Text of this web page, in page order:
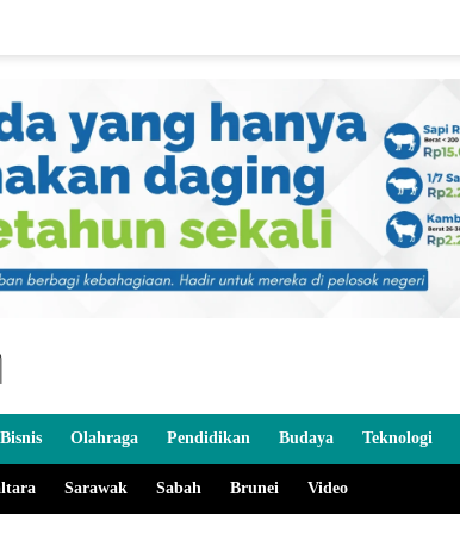
Olahraga Pendidikan Budaya Teknologi
Sarawak Sabah Brunei Video